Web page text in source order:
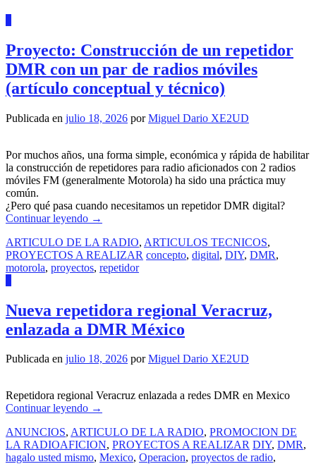
Proyecto: Construcción de un repetidor
DMR con un par de radios móviles
(artículo conceptual y técnico)
Publicada en julio 18, 2026 porMiguel Dario XE2UD
Por muchos años, una forma simple, económica y rápida de habilitar
la construcción de repetidores para radio aficionados con 2 radios
móviles FM (generalmente Motorola) ha sido una práctica muy
común.
¿Pero qué pasa cuando necesitamos un repetidor DMR digital?
Continuar leyendo →
ARTICULO DE LA RADIO, ARTICULOS TECNICOS,
PROYECTOS A REALIZAR concepto, digital, DIY, DMR,
motorola, proyectos, repetidor
Nueva repetidora regional Veracruz,
enlazada a DMR México
Publicada en julio 18, 2026 porMiguel Dario XE2UD
Repetidora regional Veracruz enlazada a redes DMR en Mexico
Continuar leyendo →
ANUNCIOS, ARTICULO DE LA RADIO, PROMOCION DE
LA RADIOAFICION, PROYECTOS A REALIZAR DIY, DMR,
hagalo usted mismo, Mexico, Operacion, proyectos de radio,